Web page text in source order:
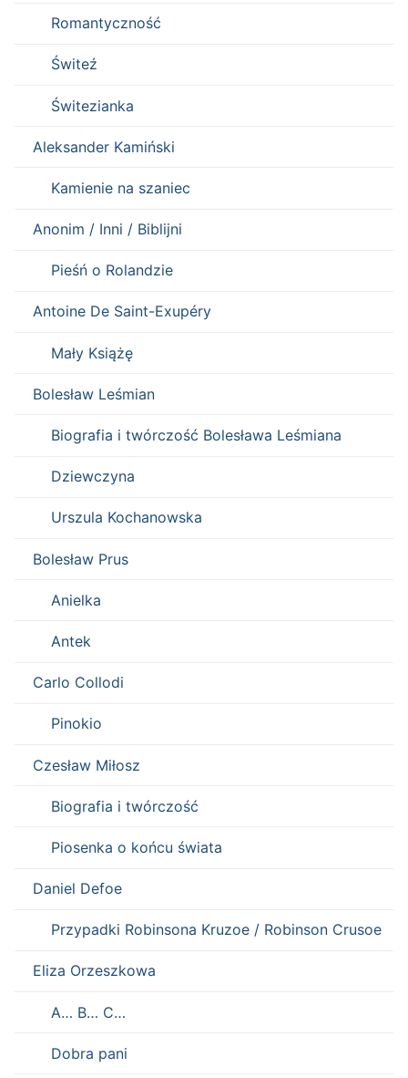
Romantyczność
Świteź
Świtezianka
Aleksander Kamiński
Kamienie na szaniec
Anonim / Inni / Biblijni
Pieśń o Rolandzie
Antoine De Saint-Exupéry
Mały Książę
Bolesław Leśmian
Biografia i twórczość Bolesława Leśmiana
Dziewczyna
Urszula Kochanowska
Bolesław Prus
Anielka
Antek
Carlo Collodi
Pinokio
Czesław Miłosz
Biografia i twórczość
Piosenka o końcu świata
Daniel Defoe
Przypadki Robinsona Kruzoe / Robinson Crusoe
Eliza Orzeszkowa
A… B… C…
Dobra pani